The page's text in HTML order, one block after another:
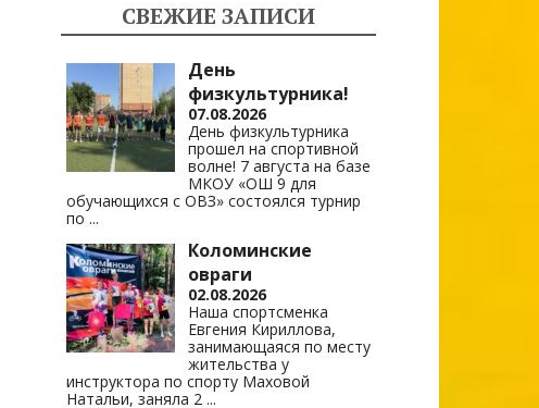
СВЕЖИЕ ЗАПИСИ
День
физкультурника!
07.08.2026
День физкультурника
прошел на спортивной
волне! 7 августа на базе
МКОУ «ОШ 9 для
обучающихся с ОВЗ» состоялся турнир
по...
Коломинские
овраги
02.08.2026
Наша спортсменка
Евгения Кириллова,
занимающаяся по месту
жительства у
инструктора по спорту Маховой
Натальи, заняла 2 ...